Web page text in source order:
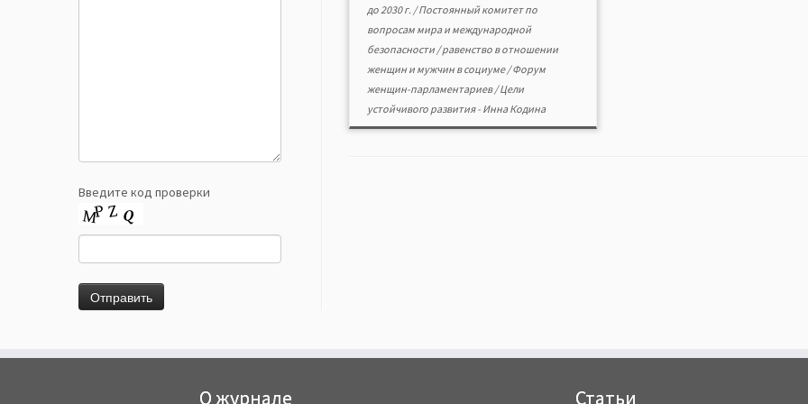
Введите код проверки
до 2030 г. /Постоянный комитет по
вопросам мира и международной
безопасности /равенство в отношении
женщин и мужчин в социуме/Форум
женщин-парламентариев/Цели
устойчивого развития- Инна Кодина
О журнале Статьи